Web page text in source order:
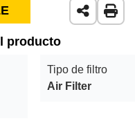
producto
Tipo de filtro
Air Filter